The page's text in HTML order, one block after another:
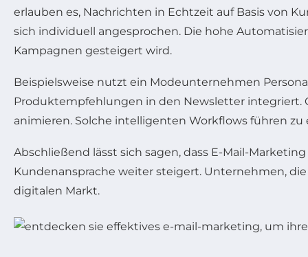
erlauben es, Nachrichten in Echtzeit auf Basis von
sich individuell angesprochen. Die hohe
Kampagnen gesteigert wird.
Beispielsweise nutzt ein Modeunternehmen
Produktempfehlungen in den Newsletter integriert.
animieren. Solche intelligenten Workflows führen
Abschließend lässt sich sagen, dass E-Mail-
Kundenansprache weiter steigert. Unternehmen,
digitalen Markt.